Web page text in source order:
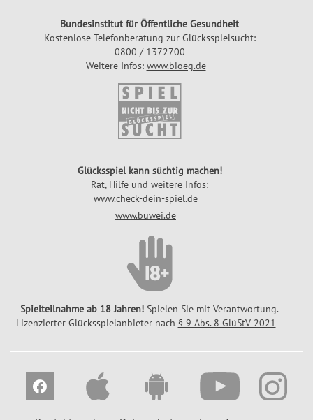
Bundesinstitut für Öffentliche Gesundheit
Kostenlose Telefonberatung zur Glücksspielsucht:
0800 / 1372700
Weitere Infos: www.bioeg.de
Glücksspiel kann süchtig machen!
Rat, Hilfe und weitere Infos:
www.check-dein-spiel.de
www.buwei.de
Spielteilnahme ab 18 Jahren! Spielen Sie mit Verantwortung.
Lizenzierter Glücksspielanbieter nach § 9 Abs. 8 GlüStV 2021